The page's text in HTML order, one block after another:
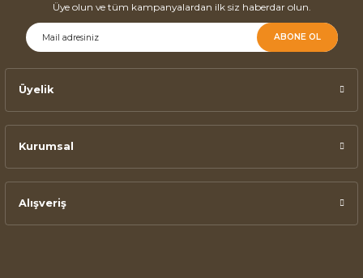
Üye olun ve tüm kampanyalardan ilk siz haberdar olun.
ABONE OL
Üyelik
Kurumsal
Alışveriş